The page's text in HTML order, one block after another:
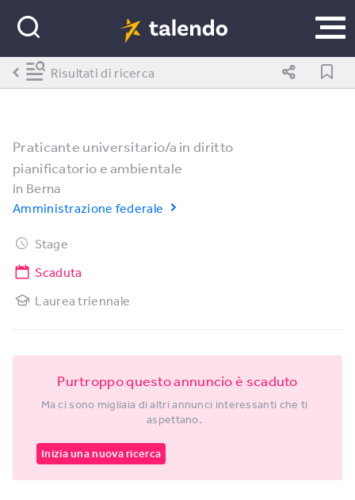
Praticante universitario/a in diritto
pianificatorio e ambientale
in Berna
Amministrazione federale
Stage
Scaduta
Laurea triennale
Purtroppo questo annuncio è scaduto
Ma ci sono migliaia di altri annunci interessanti che ti
aspettano.
Inizia una nuova ricerca
Risultati di ricerca